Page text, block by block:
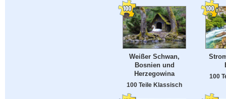
Weißer Schwan,
Bosnien und
Herzegowina
100 Teile Klassisch
100